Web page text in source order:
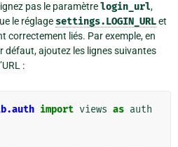
pas le paramètrelogin_url,
le réglage settings.LOGIN_URLet
correctement liés. Par exemple, en
défaut, ajoutez les lignes suivantes
:
import views as auth